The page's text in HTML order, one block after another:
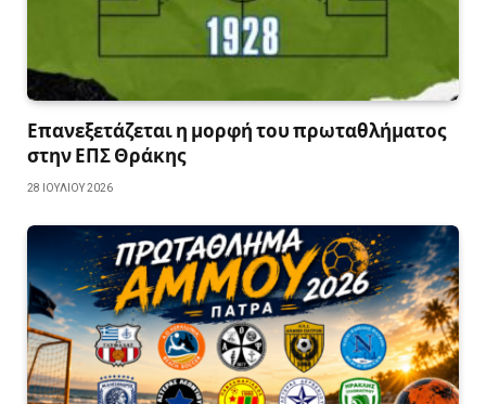
Επανεξετάζεται η μορφή του πρωταθλήματος
στην ΕΠΣ Θράκης
28 ΙΟΥΛΊΟΥ 2026